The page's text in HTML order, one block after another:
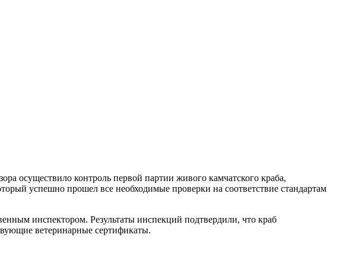
осуществило контроль первой партии живого камчатского краба,
успешно прошел все необходимые проверки на соответствие стандартам
инспектором. Результаты инспекций подтвердили, что краб
ветеринарные сертификаты.